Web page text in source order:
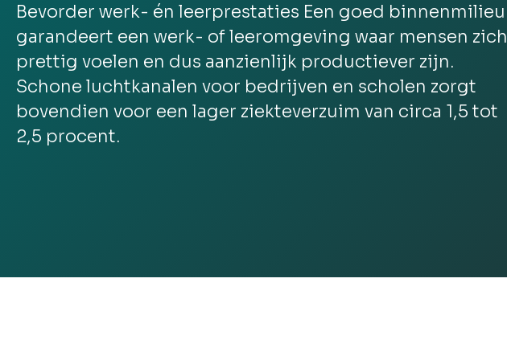
Bevorder werk- én leerprestaties Een goed binnenmilieu
garandeert een werk- of leeromgeving waar mensen zich
prettig voelen en dus aanzienlijk productiever zijn.
Schone luchtkanalen voor bedrijven en scholen zorgt
bovendien voor een lager ziekteverzuim van circa 1,5 tot
2,5 procent.